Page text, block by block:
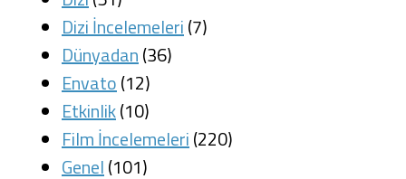
Dizi İncelemeleri(7)
Dünyadan(36)
Envato(12)
Etkinlik(10)
Film İncelemeleri(220)
Genel(101)